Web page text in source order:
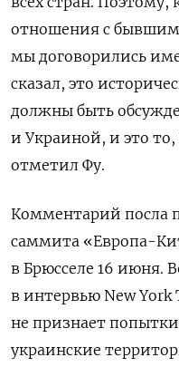
отношения с
мы договорились
сказал, это
должны быть
и Украиной, и это
отметил Фу.
Комментарий посла
саммита «Европа-
в Брюсселе 16 июня.
в интервью New
не признает
украинские